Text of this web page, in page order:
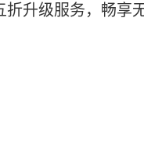
折升级服务，畅享